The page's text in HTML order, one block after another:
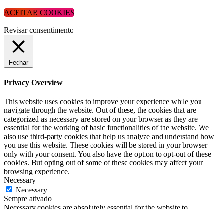
ACEITAR COOKIES
Revisar consentimento
Fechar
Privacy Overview
This website uses cookies to improve your experience while you
navigate through the website. Out of these, the cookies that are
categorized as necessary are stored on your browser as they are
essential for the working of basic functionalities of the website. We
also use third-party cookies that help us analyze and understand how
you use this website. These cookies will be stored in your browser
only with your consent. You also have the option to opt-out of these
cookies. But opting out of some of these cookies may affect your
browsing experience.
Necessary
Necessary
Sempre ativado
Necessary cookies are absolutely essential for the website to